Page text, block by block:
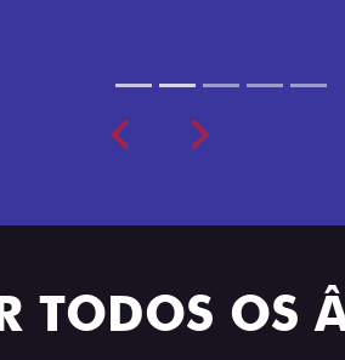
PreviousNext
TODOS OS